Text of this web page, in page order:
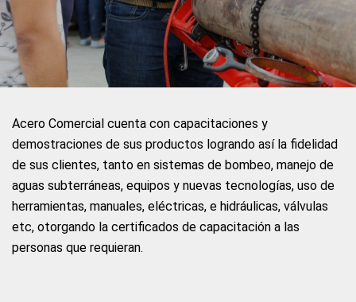
Acero Comercial cuenta con capacitaciones y
demostraciones de sus productos logrando así la fidelidad
de sus clientes, tanto en sistemas de bombeo, manejo de
aguas subterráneas, equipos y nuevas tecnologías, uso de
herramientas, manuales, eléctricas, e hidráulicas, válvulas
etc, otorgando la certificados de capacitación a las
personas que requieran.